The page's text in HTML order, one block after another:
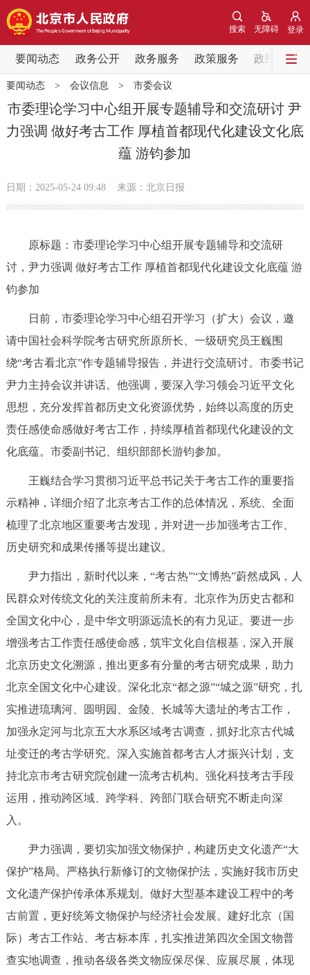
登录
无障碍
搜索
要闻动态 政务公开 政务服务 政策服务 政民互动
要闻动态
党中央精神 国务院信息
北京要闻 会议信息 部门动态
政务公开
市领导 机构职能 政策服务
政策兑现
决策公开
政务服务
中介服务 阳光政务
12345网上接诉即办 我要咨询
参与调查 在线访谈 图说互动
走进北京
北京概况 十六区概览 人文北京
绿色北京 图说北京 视频北京
多语种
ENGLISH 한국어 日本語
ESPAÑOL العربية PORTUGUÊS
ITALIANO
要闻动态> 会议信息 > 市委会议
市委理论学习中心组开展专题辅导和交流研讨 尹
力强调 做好考古工作 厚植首都现代化建设文化底
蕴 游钧参加
日期：2025-05-24 09:48 来源：北京日报
原标题：市委理论学习中心组开展专题辅导和交流研
讨，尹力强调 做好考古工作 厚植首都现代化建设文化底蕴 游
钧参加
日前，市委理论学习中心组召开学习（扩大）会议，邀
请中国社会科学院考古研究所原所长、一级研究员王巍围
绕“考古看北京”作专题辅导报告，并进行交流研讨。市委书记
尹力主持会议并讲话。他强调，要深入学习领会习近平文化
思想，充分发挥首都历史文化资源优势，始终以高度的历史
责任感使命感做好考古工作，持续厚植首都现代化建设的文
化底蕴。市委副书记、组织部部长游钧参加。
王巍结合学习贯彻习近平总书记关于考古工作的重要指
示精神，详细介绍了北京考古工作的总体情况，系统、全面
梳理了北京地区重要考古发现，并对进一步加强考古工作、
历史研究和成果传播等提出建议。
尹力指出，新时代以来，“考古热”“文博热”蔚然成风，人
民群众对传统文化的关注度前所未有。北京作为历史古都和
全国文化中心，是中华文明源远流长的有力见证。要进一步
增强考古工作责任感使命感，筑牢文化自信根基，深入开展
北京历史文化溯源，推出更多有分量的考古研究成果，助力
北京全国文化中心建设。深化北京“都之源”“城之源”研究，扎
实推进琉璃河、圆明园、金陵、长城等大遗址的考古工作，
加强永定河与北京五大水系区域考古调查，抓好北京古代城
址变迁的考古学研究。深入实施首都考古人才振兴计划，支
持北京市考古研究院创建一流考古机构。强化科技考古手段
运用，推动跨区域、跨学科、跨部门联合研究不断走向深
入。
尹力强调，要切实加强文物保护，构建历史文化遗产“大
保护”格局。严格执行新修订的文物保护法，实施好我市历史
文化遗产保护传承体系规划。做好大型基本建设工程中的考
古前置，更好统筹文物保护与经济社会发展。建好北京（国
际）考古工作站、考古标本库，扎实推进第四次全国文物普
查实地调查，推动各级各类文物应保尽保、应展尽展，体现